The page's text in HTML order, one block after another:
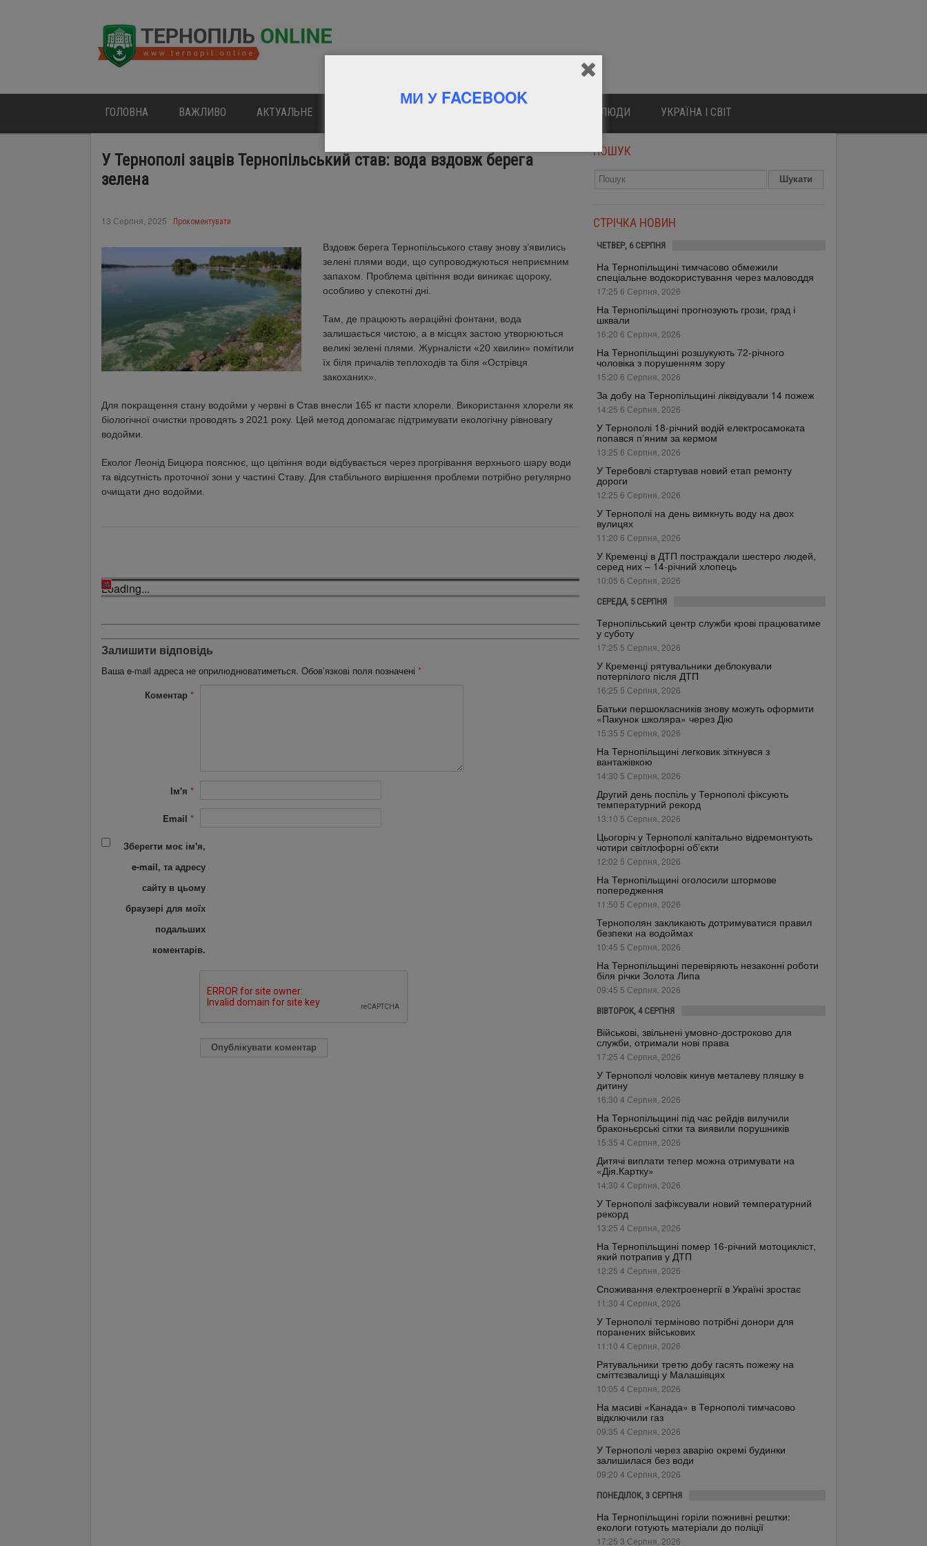
ГОЛОВНА ВАЖЛИВО АКТУАЛЬНЕ ВІДОМІ ЛЮДИ УКРАЇНА І СВІТ
У Тернополі зацвів Тернопільський став: вода вздовж берега
зелена
13 Серпня, 2025 Прокоментувати
Вздовж берега Тернопільського ставу знову з’явились
зелені плями води, що супроводжуються неприємним
запахом. Проблема цвітіння води виникає щороку,
особливо у спекотні дні.
Там, де працюють аераційні фонтани, вода
залишається чистою, а в місцях застою утворюються
великі зелені плями. Журналісти «20 хвилин» помітили
їх біля причалів теплоходів та біля «Острівця
закоханих».
Для покращення стану водойми у червні в Став внесли 165 кг пасти хлорели. Використання хлорели як
біологічної очистки проводять з 2021 року. Цей метод допомагає підтримувати екологічну рівновагу
водойми.
Еколог Леонід Бицюра пояснює, що цвітіння води відбувається через прогрівання верхнього шару води
та відсутність проточної зони у частині Ставу. Для стабільного вирішення проблеми потрібно регулярно
очищати дно водойми.
Loading...
Залишити відповідь
Ваша e-mail адреса не оприлюднюватиметься. Обов’язкові поля позначені *
Коментар *
Ім'я *
Email *
Зберегти моє ім'я,
e-mail, та адресу
сайту в цьому
браузері для моїх
подальших
коментарів.
ПОШУК
СТРІЧКА НОВИН
ЧЕТВЕР, 6 СЕРПНЯ
На Тернопільщині тимчасово обмежили
спеціальне водокористування через маловоддя
17:25 6 Серпня, 2026
На Тернопільщині прогнозують грози, град і
шквали
16:20 6 Серпня, 2026
На Тернопільщині розшукують 72-річного
чоловіка з порушенням зору
15:20 6 Серпня, 2026
За добу на Тернопільщині ліквідували 14 пожеж
14:25 6 Серпня, 2026
У Тернополі 18-річний водій електросамоката
попався п’яним за кермом
13:25 6 Серпня, 2026
У Теребовлі стартував новий етап ремонту
дороги
12:25 6 Серпня, 2026
У Тернополі на день вимкнуть воду на двох
вулицях
11:20 6 Серпня, 2026
У Кременці в ДТП постраждали шестеро людей,
серед них – 14-річний хлопець
10:05 6 Серпня, 2026
СЕРЕДА, 5 СЕРПНЯ
Тернопільський центр служби крові працюватиме
у суботу
17:25 5 Серпня, 2026
У Кременці рятувальники деблокували
потерпілого після ДТП
16:25 5 Серпня, 2026
Батьки першокласників знову можуть оформити
«Пакунок школяра» через Дію
15:35 5 Серпня, 2026
На Тернопільщині легковик зіткнувся з
вантажівкою
14:30 5 Серпня, 2026
Другий день поспіль у Тернополі фіксують
температурний рекорд
13:10 5 Серпня, 2026
Цьогоріч у Тернополі капітально відремонтують
чотири світлофорні об’єкти
12:02 5 Серпня, 2026
На Тернопільщині оголосили штормове
попередження
11:50 5 Серпня, 2026
Тернополян закликають дотримуватися правил
безпеки на водоймах
10:45 5 Серпня, 2026
На Тернопільщині перевіряють незаконні роботи
біля річки Золота Липа
09:45 5 Серпня, 2026
ВІВТОРОК, 4 СЕРПНЯ
Військові, звільнені умовно-достроково для
служби, отримали нові права
17:25 4 Серпня, 2026
У Тернополі чоловік кинув металеву пляшку в
дитину
16:30 4 Серпня, 2026
На Тернопільщині під час рейдів вилучили
браконьєрські сітки та виявили порушників
15:35 4 Серпня, 2026
Дитячі виплати тепер можна отримувати на
«Дія.Картку»
14:30 4 Серпня, 2026
У Тернополі зафіксували новий температурний
рекорд
13:25 4 Серпня, 2026
На Тернопільщині помер 16-річний мотоцикліст,
який потрапив у ДТП
12:25 4 Серпня, 2026
Споживання електроенергії в Україні зростає
11:30 4 Серпня, 2026
У Тернополі терміново потрібні донори для
поранених військових
11:10 4 Серпня, 2026
Рятувальники третю добу гасять пожежу на
сміттєзвалищі у Малашівцях
10:05 4 Серпня, 2026
На масиві «Канада» в Тернополі тимчасово
відключили газ
09:35 4 Серпня, 2026
У Тернополі через аварію окремі будинки
залишилася без води
09:20 4 Серпня, 2026
ПОНЕДІЛОК, 3 СЕРПНЯ
На Тернопільщині горіли пожнивні рештки:
екологи готують матеріали до поліції
17:25 3 Серпня, 2026
МИ У FACEBOOK